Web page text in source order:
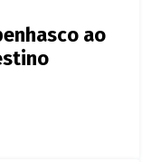
ao